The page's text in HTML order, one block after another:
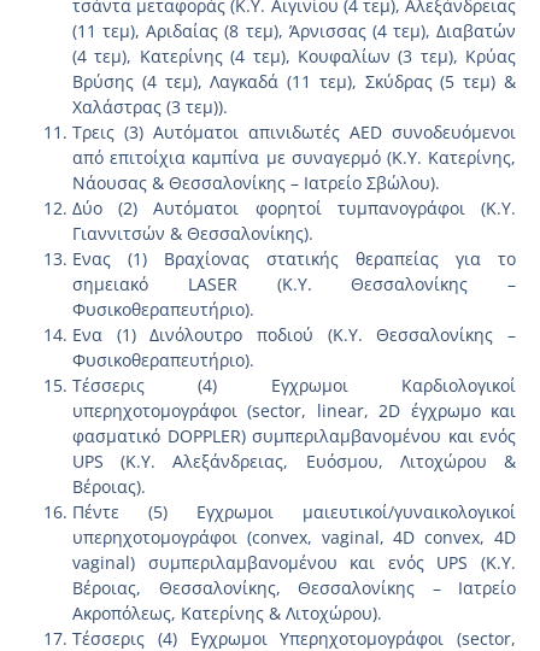
τσάντα μεταφοράς (Κ.Υ. Αιγινίου (4 τεμ), Αλεξάνδρειας
(11 τεμ), Αριδαίας (8 τεμ), Άρνισσας (4 τεμ), Διαβατών
(4 τεμ), Κατερίνης (4 τεμ), Κουφαλίων (3 τεμ), Κρύας
Βρύσης (4 τεμ), Λαγκαδά (11 τεμ), Σκύδρας (5 τεμ) &
Χαλάστρας (3 τεμ)).
Τρεις (3) Αυτόματοι απινιδωτές AED συνοδευόμενοι
από επιτοίχια καμπίνα με συναγερμό (Κ.Υ. Κατερίνης,
Νάουσας & Θεσσαλονίκης – Ιατρείο Σβώλου).
Δύο (2) Αυτόματοι φορητοί τυμπανογράφοι (Κ.Υ.
Γιαννιτσών & Θεσσαλονίκης).
Ενας (1) Βραχίονας στατικής θεραπείας για το
σημειακό LASER (Κ.Υ. Θεσσαλονίκης –
Φυσικοθεραπευτήριο).
Ενα (1) Δινόλουτρο ποδιού (Κ.Υ. Θεσσαλονίκης –
Φυσικοθεραπευτήριο).
Τέσσερις (4) Εγχρωμοι Καρδιολογικοί
υπερηχοτομογράφοι (sector, linear, 2D έγχρωμο και
φασματικό DOPPLER) συμπεριλαμβανομένου και ενός
UPS (Κ.Υ. Αλεξάνδρειας, Ευόσμου, Λιτοχώρου &
Βέροιας).
Πέντε (5) Εγχρωμοι μαιευτικοί/γυναικολογικοί
υπερηχοτομογράφοι (convex, vaginal, 4D convex, 4D
vaginal) συμπεριλαμβανομένου και ενός UPS (Κ.Υ.
Βέροιας, Θεσσαλονίκης, Θεσσαλονίκης – Ιατρείο
Ακροπόλεως, Κατερίνης & Λιτοχώρου).
Τέσσερις (4) Εγχρωμοι Υπερηχοτομογράφοι (sector,